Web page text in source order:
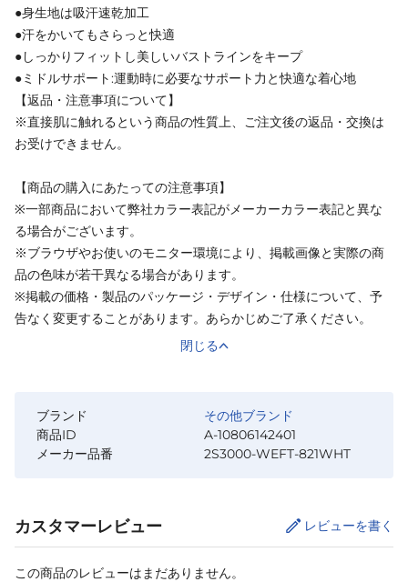
●身生地は吸汗速乾加工
●汗をかいてもさらっと快適
●しっかりフィットし美しいバストラインをキープ
●ミドルサポート:運動時に必要なサポート力と快適な着心地
【返品・注意事項について】
※直接肌に触れるという商品の性質上、ご注文後の返品・交換は
お受けできません。
【商品の購入にあたっての注意事項】
※一部商品において弊社カラー表記がメーカーカラー表記と異な
る場合がございます。
※ブラウザやお使いのモニター環境により、掲載画像と実際の商
品の色味が若干異なる場合があります。
※掲載の価格・製品のパッケージ・デザイン・仕様について、予
告なく変更することがあります。あらかじめご了承ください。
閉じる
ブランド
その他ブランド
商品ID
A-10806142401
メーカー品番
2S3000-WEFT-821WHT
カスタマーレビュー レビューを書く
この商品のレビューはまだありません。